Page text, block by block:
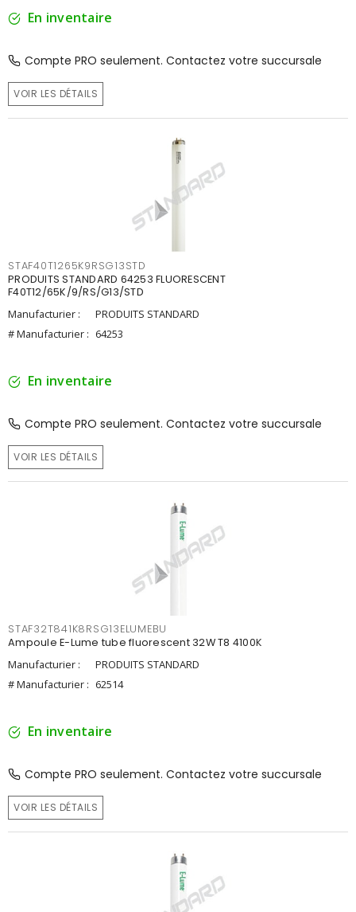
En inventaire
Compte PRO seulement. Contactez votre succursale
VOIR LES DÉTAILS
STAF40T1265K9RSG13STD
PRODUITS STANDARD 64253 FLUORESCENT
F40T12/65K/9/RS/G13/STD
Manufacturier :
PRODUITS STANDARD
# Manufacturier : 64253
En inventaire
Compte PRO seulement. Contactez votre succursale
VOIR LES DÉTAILS
STAF32T841K8RSG13ELUMEBU
Ampoule E-Lume tube fluorescent 32W T8 4100K
Manufacturier :
PRODUITS STANDARD
# Manufacturier : 62514
En inventaire
Compte PRO seulement. Contactez votre succursale
VOIR LES DÉTAILS